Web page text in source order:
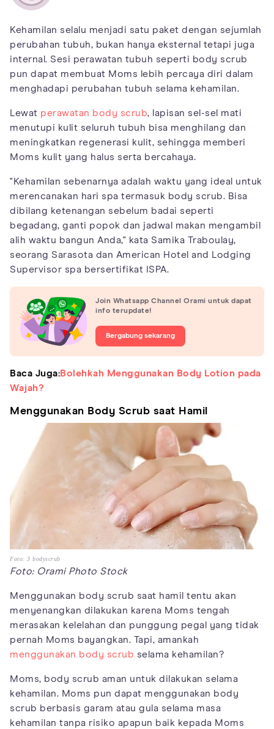
Kehamilan selalu menjadi satu paket dengan sejumlah
perubahan tubuh, bukan hanya eksternal tetapi juga
internal. Sesi perawatan tubuh seperti body scrub
pun dapat membuat Moms lebih percaya diri dalam
menghadapi perubahan tubuh selama kehamilan.
Lewat perawatan body scrub, lapisan sel-sel mati
menutupi kulit seluruh tubuh bisa menghilang dan
meningkatkan regenerasi kulit, sehingga memberi
Moms kulit yang halus serta bercahaya.
"Kehamilan sebenarnya adalah waktu yang ideal untuk
merencanakan hari spa termasuk body scrub. Bisa
dibilang ketenangan sebelum badai seperti
begadang, ganti popok dan jadwal makan mengambil
alih waktu bangun Anda," kata Samika Traboulay,
seorang Sarasota dan American Hotel and Lodging
Supervisor spa bersertifikat ISPA.
Join Whatsapp Channel Orami untuk dapat
info terupdate!
Bergabung sekarang
Baca Juga:Bolehkah Menggunakan Body Lotion pada
Wajah?
Menggunakan Body Scrub saat Hamil
Foto: 3 bodyscrub
Foto: Orami Photo Stock
Menggunakan body scrub saat hamil tentu akan
menyenangkan dilakukan karena Moms tengah
merasakan kelelahan dan punggung pegal yang tidak
pernah Moms bayangkan. Tapi, amankah
menggunakan body scrub selama kehamilan?
Moms, body scrub aman untuk dilakukan selama
kehamilan. Moms pun dapat menggunakan body
scrub berbasis garam atau gula selama masa
kehamilan tanpa risiko apapun baik kepada Moms